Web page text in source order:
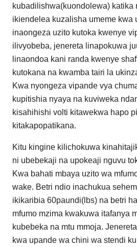
kubadilishwa(kuondolewa) katika
ikiendelea kuzalisha umeme kwa
inaongeza uzito kutoka kwenye
ilivyobeba, jenereta linapokuwa
linaondoa kani randa kwenye
kutokana na kwamba tairi la
Kwa nyongeza vipande vya
kupitishia nyaya na kuviweka
kisahihishi volti kitawekwa hapo
kitakapopatikana.
Kitu kingine kilichokuwa
ni ubebekaji na upokeaji nguvu
Kwa bahati mbaya uzito wa
wake. Betri ndio inachukua
ikikaribia 60paundi(lbs) na betri
mfumo mzima kwakuwa itafanya
kubebeka na mtu mmoja.
kwa upande wa chini wa stendi